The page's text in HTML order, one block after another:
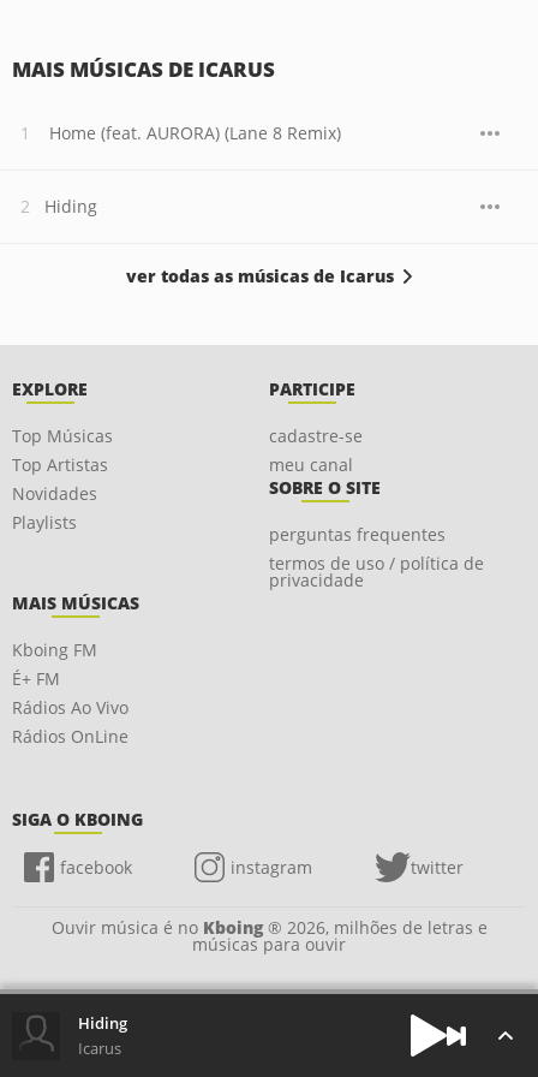
MAIS MÚSICAS DE ICARUS
Home (feat. AURORA) (Lane 8 Remix)
Hiding
ver todas as músicas de Icarus
EXPLORE
Top Músicas
Top Artistas
Novidades
Playlists
PARTICIPE
cadastre-se
meu canal
SOBRE O SITE
perguntas frequentes
termos de uso / política de
privacidade
MAIS MÚSICAS
Kboing FM
É+ FM
Rádios Ao Vivo
Rádios OnLine
SIGA O KBOING
facebook instagram twitter
Ouvir música é no Kboing® 2026, milhões de letras e
músicas para ouvir
Hiding
Icarus